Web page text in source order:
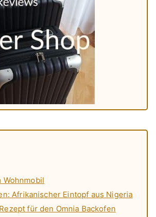
Wohnmobil
Afrikanischer Eintopf aus Nigeria
für den Omnia Backofen